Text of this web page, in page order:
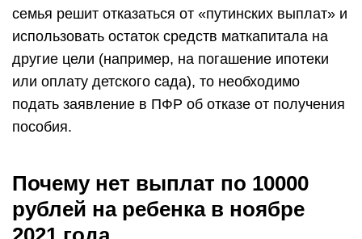
семья решит отказаться от «путинских выплат» и
использовать остаток средств маткапитала на
другие цели (например, на погашение ипотеки
или оплату детского сада), то необходимо
подать заявление в ПФР об отказе от получения
пособия.
Почему нет выплат по 10000
рублей на ребенка в ноябре